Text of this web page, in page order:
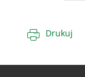
Drukuj